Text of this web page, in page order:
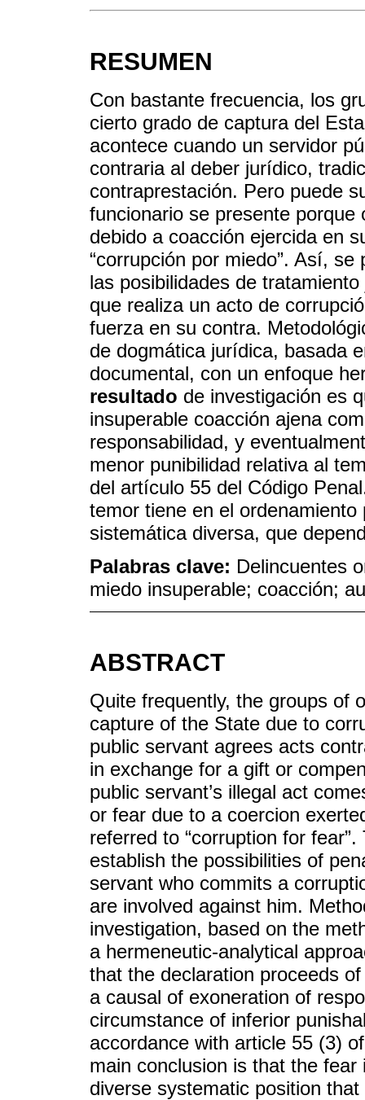
RESUMEN
Con bastante frecuencia, los
cierto grado de captura del
acontece cuando un servidor
contraria al deber jurídico,
contraprestación. Pero puede
funcionario se presente
debido a coacción ejercida en
“corrupción por miedo”. Así,
las posibilidades de
que realiza un acto de
fuerza en su contra.
de dogmática jurídica, basada
documental, con un enfoque
resultado de investigación es
insuperable coacción ajena
responsabilidad, y
menor punibilidad relativa al
del artículo 55 del Código
temor tiene en el
sistemática diversa, que
Palabras clave: Delincuentes
miedo insuperable; coacción;
ABSTRACT
Quite frequently, the groups of
capture of the State due to
public servant agrees acts
in exchange for a gift or
public servant’s illegal act
or fear due to a coercion
referred to “corruption for
establish the possibilities of
servant who commits a
are involved against him.
investigation, based on the
a hermeneutic-analytical
that the declaration proceeds
a causal of exoneration of
circumstance of inferior
accordance with article 55 (3)
main conclusion is that the
diverse systematic position